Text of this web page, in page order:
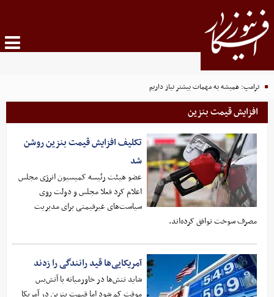
ترامپ: همیشه به مهمات بیشتر نیاز داریم
افزایش قیمت بنزین
تکلیف افزایش قیمت بنزین روشن
شد
عضو هیئت رئیسه کمیسیون انرژی مجلس
اعلام کرد فعلا مجلس و دولت روی
سیاست‌های غیرقیمتی برای مدیریت
مصرف سوخت توافق کرده‌اند.
آمریکایی‌ها قید رانندگی را زدند
شاید تنش‌ها در خاورمیانه با آتش‌بس